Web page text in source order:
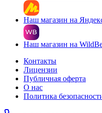
Наш магазин на
Наш магазин на
Контакты
Лицензии
Публичная оферта
О нас
Политика